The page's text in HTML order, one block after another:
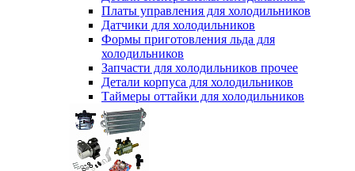
Платы управления для холодильников
Датчики для холодильников
Формы приготовления льда для
холодильников
Запчасти для холодильников прочее
Детали корпуса для холодильников
Таймеры оттайки для холодильников